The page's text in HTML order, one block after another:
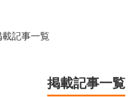
載記事一覧
掲載記事一覧